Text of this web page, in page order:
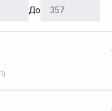
(+9)
(+1)
До